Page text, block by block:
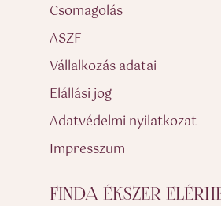
Csomagolás
ASZF
Vállalkozás adatai
Elállási jog
Adatvédelmi nyilatkozat
Impresszum
FINDA ÉKSZER